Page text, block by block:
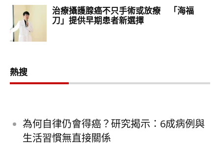
熱搜
為何自律仍會得癌？研究揭示：6成病例與
生活習慣無直接關係